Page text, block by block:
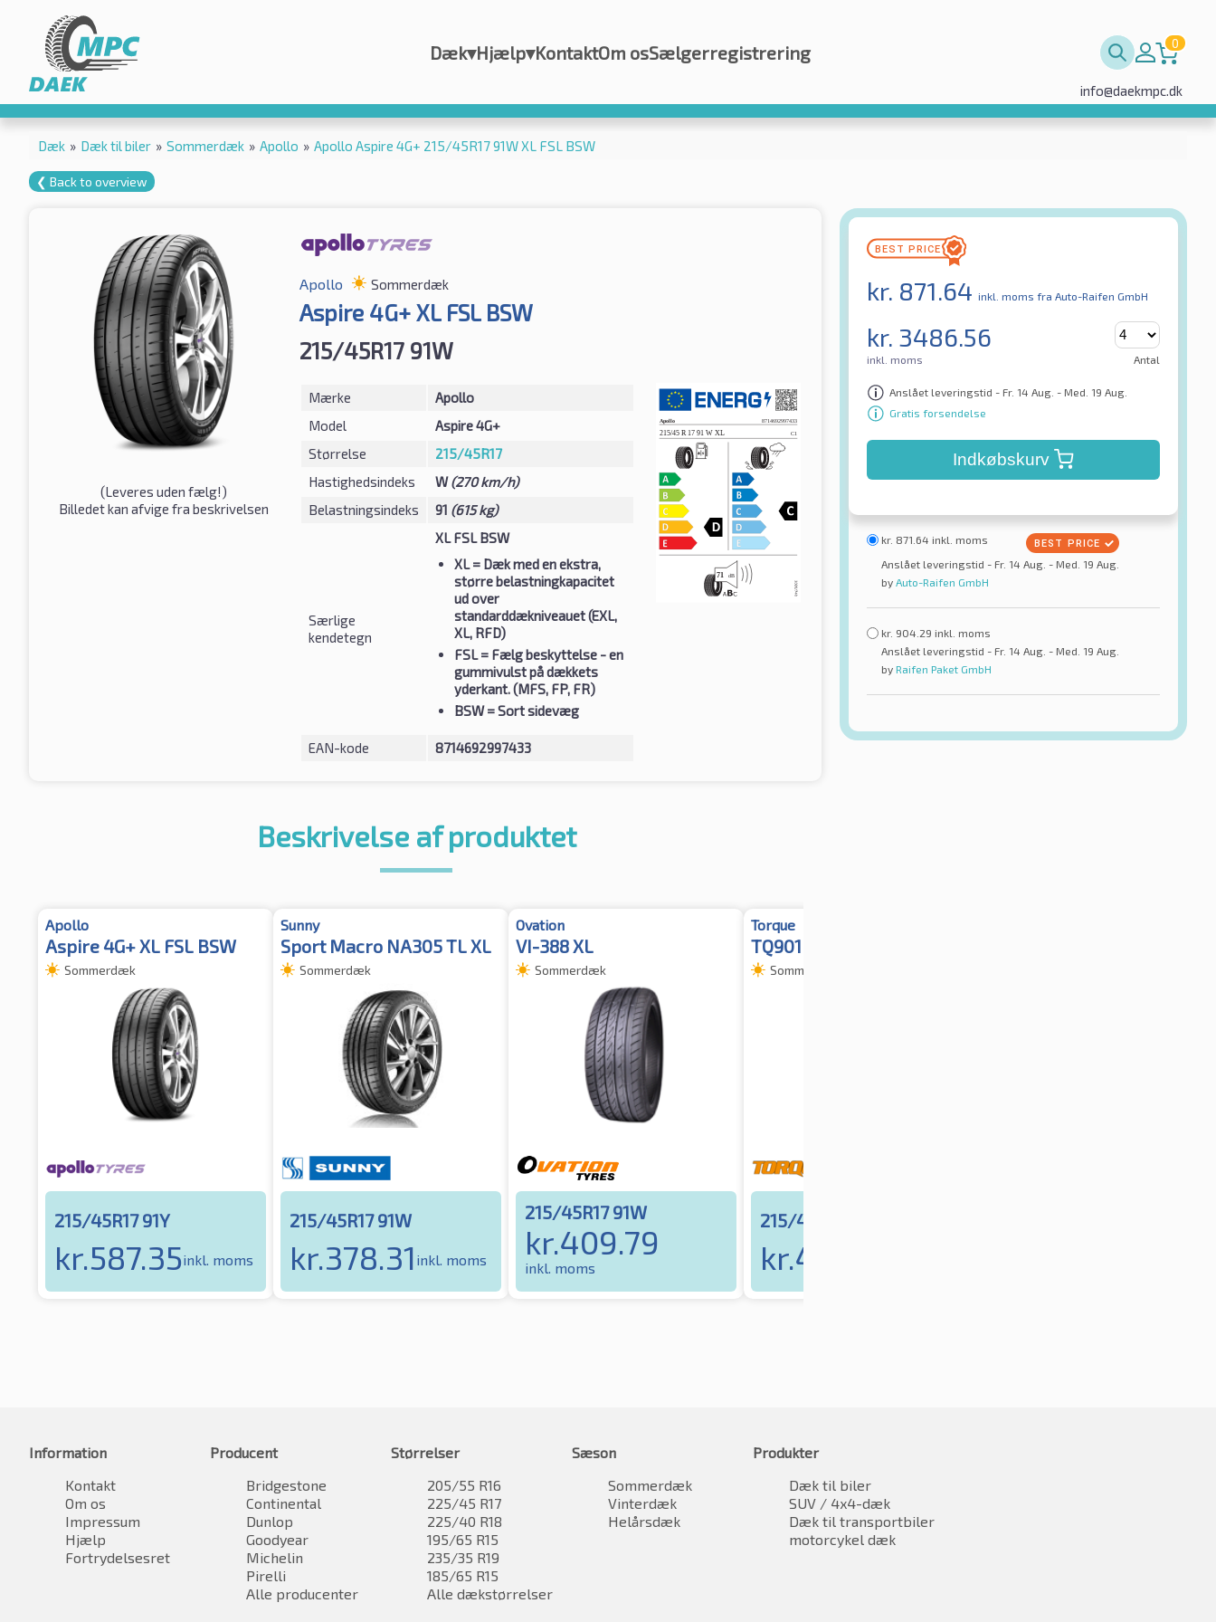
Dæk▾Hjælp▾KontaktOm osSælgerregistrering 0
info@daekmpc.dk
Dæk » Dæk til biler » Sommerdæk » Apollo » Apollo Aspire 4G+ 215/45R17 91W XL FSL BSW
❮ Back to overview
(Leveres uden fælg!)
Billedet kan afvige fra beskrivelsen
Apollo Sommerdæk
Aspire 4G+ XL FSL BSW
215/45R17 91W
Mærke
Apollo
Model
Aspire 4G+
Størrelse
215/45R17
Hastighedsindeks
W(270 km/h)
Belastningsindeks
91 (615 kg)
Særlige
kendetegn
XL FSL BSW
XL= Dæk med en ekstra,
større belastningkapacitet
ud over
standarddækniveauet (EXL,
XL, RFD)
FSL= Fælg beskyttelse - en
gummivulst på dækkets
yderkant. (MFS, FP, FR)
BSW= Sort sidevæg
EAN-kode 8714692997433
kr. 871.64 inkl. moms fra Auto-Raifen GmbH
kr. 3486.56
inkl. moms Antal
Anslået leveringstid - Fr. 14 Aug. - Med. 19 Aug.
Gratis forsendelse
Indkøbskurv
kr. 871.64 inkl. moms
Anslået leveringstid - Fr. 14 Aug. - Med. 19 Aug.
by Auto-Raifen GmbH
kr. 904.29 inkl. moms
Anslået leveringstid - Fr. 14 Aug. - Med. 19 Aug.
by Raifen Paket GmbH
Beskrivelse af produktet
Apollo
Aspire 4G+ XL FSL BSW
Sommerdæk
215/45R17 91Y
kr.587.35inkl. moms
Sunny
Sport Macro NA305 TL XL
Sommerdæk
215/45R17 91W
kr.378.31 inkl. moms
Ovation
VI-388 XL
Sommerdæk
215/45R17 91W
kr.409.79
inkl. moms
Torque
TQ901 XL
Sommerdæk
215/45R17 91W
kr.412.26
Information
Kontakt
Om os
Impressum
Hjælp
Fortrydelsesret
Producent
Bridgestone
Continental
Dunlop
Goodyear
Michelin
Pirelli
Alle producenter
Størrelser
205/55 R16
225/45 R17
225/40 R18
195/65 R15
235/35 R19
185/65 R15
Alle dækstørrelser
Sæson
Sommerdæk
Vinterdæk
Helårsdæk
Produkter
Dæk til biler
SUV / 4x4-dæk
Dæk til transportbiler
motorcykel dæk